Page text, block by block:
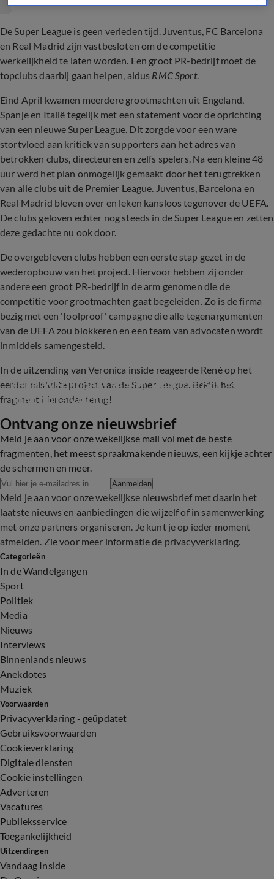
De Super League is geen verleden tijd. Juventus, FC Barcelona
en Real Madrid zijn vastbesloten om de competitie
werkelijkheid te laten worden. Een groot PR-bedrijf moet de
topclubs daarbij gaan helpen, aldus RMC Sport.
Eind April kwamen meerdere grootmachten uit Engeland,
Spanje en Italië tegelijk met een statement voor de oprichting
van een nieuwe Super League. Dit zorgde voor een ware
stortvloed aan kritiek van supporters aan het adres van
betrokken clubs, directeuren en zelfs spelers. Na een kleine 48
uur werd het plan onmogelijk gemaakt door het terugtrekken
van alle clubs uit de Premier League. Juventus, Barcelona en
Real Madrid bleven over en leken kansloos tegenover de UEFA.
De clubs geloven echter nog steeds in de Super League en zetten
deze gedachte nu ook door.
De overgebleven clubs hebben een eerste stap gezet in de
wederopbouw van het project. Hiervoor hebben zij onder
andere een groot PR-bedrijf in de arm genomen die de
competitie voor grootmachten gaat begeleiden. Zo is de firma
bezig met een 'foolproof' campagne die alle tegenargumenten
van de UEFA zou blokkeren en een team van advocaten wordt
inmiddels samengesteld.
In de uitzending van Veronica inside reageerde René op het
eerder mislukte project van de Super League. Bekijk het
fragment hieronder terug!
4:58
René over Super League: 'Daar zit toch geen
hond op te wachte...
Ontvang onze nieuwsbrief
Meld je aan voor onze wekelijkse mail vol met de beste
fragmenten, het meest spraakmakende nieuws, een kijkje achter
de schermen en meer.
Aanmelden
Meld je aan voor onze wekelijkse nieuwsbrief met daarin het
laatste nieuws en aanbiedingen die wijzelf of in samenwerking
met onze partners organiseren. Je kunt je op ieder moment
afmelden. Zie voor meer informatie de privacyverklaring.
Categorieën
In de Wandelgangen
Sport
Politiek
Media
Nieuws
Interviews
Binnenlands nieuws
Anekdotes
Muziek
Voorwaarden
Privacyverklaring - geüpdatet
Gebruiksvoorwaarden
Cookieverklaring
Digitale diensten
Cookie instellingen
Adverteren
Vacatures
Publieksservice
Toegankelijkheid
Uitzendingen
Vandaag Inside